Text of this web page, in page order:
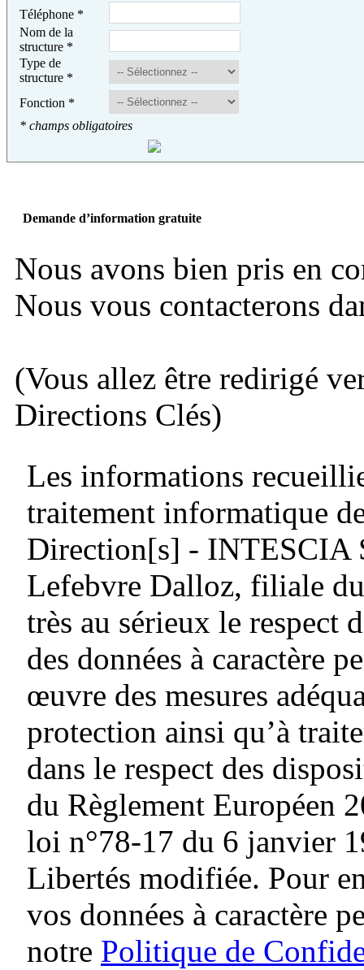
Téléphone *
Nom de la
structure *
Type de
structure *
Fonction *
* champs obligatoires
Demande d’information gratuite
Nous avons bien pris en
Nous vous contacterons
(Vous allez être redirigé
Directions Clés)
Les informations
traitement informatique
Direction[s] - INTESCIA
Lefebvre Dalloz, filiale
très au sérieux le respect
des données à caractère
œuvre des mesures
protection ainsi qu’à
dans le respect des
du Règlement Européen
loi n°78-17 du 6 janvier
Libertés modifiée. Pour
vos données à caractère
notre Politique de